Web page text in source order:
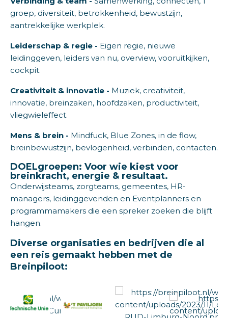
groep, diversiteit, betrokkenheid, bewustzijn,
aantrekkelijke werkplek.
Leiderschap & regie - Eigen regie, nieuwe
leidinggeven, leiders van nu, overview, vooruitkijken,
cockpit.
Creativiteit & innovatie - Muziek, creativiteit,
innovatie, breinzaken, hoofdzaken, productiviteit,
vliegwieleffect.
Mens & brein - Mindfuck, Blue Zones, in de flow,
breinbewustzijn, bevlogenheid, verbinden, contacten.
DOELgroepen: Voor wie kiest voor
breinkracht, energie & resultaat.
Onderwijsteams, zorgteams, gemeentes, HR-
managers, leidinggevenden en Eventplanners en
programmamakers die een spreker zoeken die blijft
hangen.
Diverse organisaties en bedrijven die al
een reis gemaakt hebben met de
Breinpiloot: